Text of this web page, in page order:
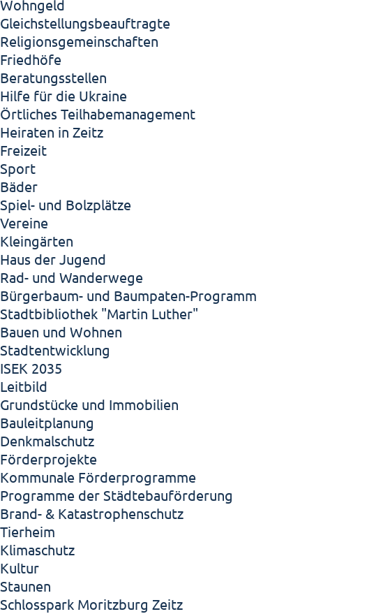
Wohngeld
Gleichstellungsbeauftragte
Religionsgemeinschaften
Friedhöfe
Beratungsstellen
Hilfe für die Ukraine
Örtliches Teilhabemanagement
Heiraten in Zeitz
Freizeit
Sport
Bäder
Spiel- und Bolzplätze
Vereine
Kleingärten
Haus der Jugend
Rad- und Wanderwege
Bürgerbaum- und Baumpaten-Programm
Stadtbibliothek "Martin Luther"
Bauen und Wohnen
Stadtentwicklung
ISEK 2035
Leitbild
Grundstücke und Immobilien
Bauleitplanung
Denkmalschutz
Förderprojekte
Kommunale Förderprogramme
Programme der Städtebauförderung
Brand- & Katastrophenschutz
Tierheim
Klimaschutz
Kultur
Staunen
Schlosspark Moritzburg Zeitz